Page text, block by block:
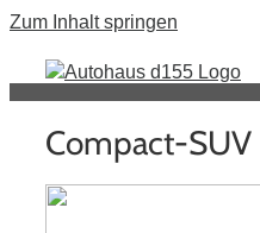
Zum Inhalt springen
Compact-